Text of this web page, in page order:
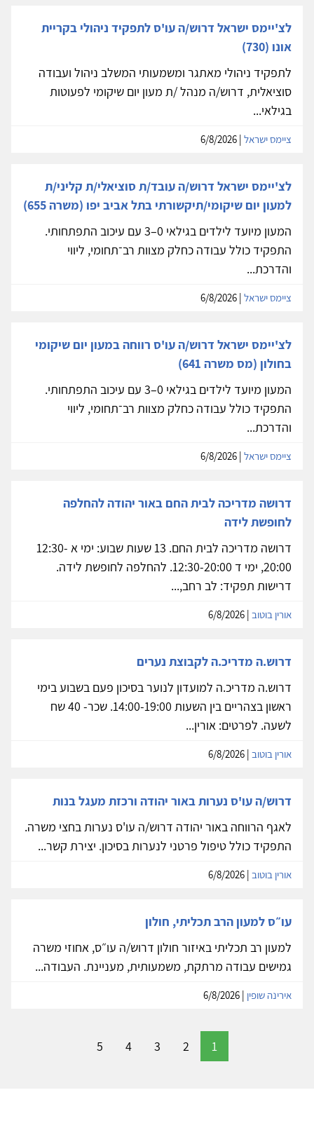
לצ'יימס ישראל דרוש/ה עו'ס לתפקיד ניהולי בקריית
אונו (730)
לתפקיד ניהולי מאתגר ומשמעותי המשלב ניהול ועבודה
סוציאלית, דרוש/ה מנהל /ת מעון יום שיקומי לפעוטות
בגילאי...
ציימס ישראל
לצ'יימס ישראל דרוש/ה עובד/ת סוציאלי/ת קליני/ת
למעון יום שיקומי/תיקשורתי בתל אביב יפו (משרה 655)
המעון מיועד לילדים בגילאי 0–3 עם עיכוב התפתחותי.
התפקיד כולל עבודה כחלק מצוות רב־תחומי, ליווי
והדרכת...
ציימס ישראל
לצ'יימס ישראל דרוש/ה עו'ס רווחה במעון יום שיקומי
בחולון (מס משרה 641)
המעון מיועד לילדים בגילאי 0–3 עם עיכוב התפתחותי.
התפקיד כולל עבודה כחלק מצוות רב־תחומי, ליווי
והדרכת...
ציימס ישראל
דרושה מדריכה לבית החם באור יהודה להחלפה
לחופשת לידה
דרושה מדריכה לבית החם. 13 שעות שבוע: ימי א 12:30-
20:00, ימי ד 12:30-20:00. להחלפה לחופשת לידה.
דרישות תפקיד: לב רחב,...
אורין בוטוב
דרוש.ה מדריכ.ה לקבוצת נערים
דרוש.ה מדריכ.ה למועדון לנוער בסיכון פעם בשבוע בימי
ראשון בצהריים בין השעות 14:00-19:00. שכר- 40 שח
לשעה. לפרטים: אורין...
אורין בוטוב
דרוש/ה עו'ס נערות באור יהודה ורכזת מעגל בנות
לאגף הרווחה באור יהודה דרוש/ה עו'ס נערות בחצי משרה.
התפקיד כולל טיפול פרטני לנערות בסיכון. יצירת קשר...
אורין בוטוב
עו״ס למעון הרב תכליתי, חולון
למעון רב תכליתי באיזור חולון דרוש/ה עו״ס, אחוזי משרה
גמישים עבודה מרתקת, משמעותית, מעניינת. העבודה...
אירינה שופין
1
2
3
4
5